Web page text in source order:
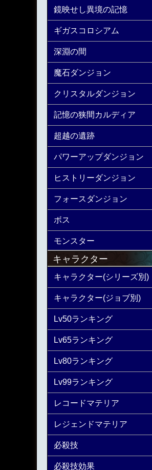
鏡映せし異境の記憶
ギガスコロシアム
深淵の間
魔石ダンジョン
クリスタルダンジョン
記憶の狭間カルディア
超越の遺跡
パワーアップダンジョン
ヒストリーダンジョン
フォースダンジョン
ボス
モンスター
キャラクター
キャラクター(シリーズ別)
キャラクター(ジョブ別)
Lv50ランキング
Lv65ランキング
Lv80ランキング
Lv99ランキング
レコードマテリア
レジェンドマテリア
必殺技
必殺技効果